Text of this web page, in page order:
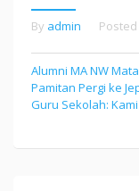
By admin
Post
Alumni MA NW
Pamitan Pergi ke
Guru Sekolah: